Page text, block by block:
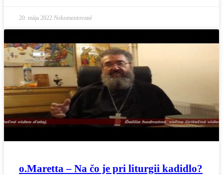
20. mája 2022 Nekomentované
o.Maretta – Na čo je pri liturgii kadidlo?